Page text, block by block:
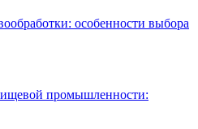
особенности выбора
промышленности: